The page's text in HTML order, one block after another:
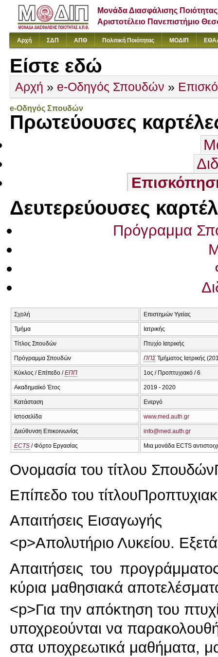
Μονάδα Διασφάλισης Ποιότητας
Αριστοτέλειο Πανεπιστήμιο
Αρχή ΣΔΠ ΑΠΘ Πολιτική Ποιότητας ΜΟΔΙΠ
Είστε εδώ
Αρχή » e-Οδηγός Σπουδών »
e-Οδηγός Σπουδών
Πρωτεύουσες
Δευτερεύουσες
Πρόγραμμα
Σχολή Επιστημών Υγείας
Τμήμα Ιατρικής
Τίτλος Σπουδών Πτυχίο Ιατρικής
Πρόγραμμα Σπουδών ΠΠΣΤμήματος Ιατρικής
Κύκλος / Επίπεδο /ΕΠΠ 1ος / Προπτυχιακό / 6
Ακαδημαϊκό Έτος 2019 - 2020
Κατάσταση Ενεργό
Ιστοσελίδα www.med.auth.gr
Διεύθυνση Επικοινωνίας info@med.auth.gr
ECTS / Φόρτο Εργασίας Μια μονάδα ECTS
Ονομασία του τίτλου Σπουδών
Επίπεδο του τίτλου
Απαιτήσεις Εισαγωγής
<p>Απολυτήριο Λυκείου.
Απαιτήσεις του
κύρια μαθησιακά
<p>Για την απόκτηση του
υποχρεούνται να
στα υποχρεωτικά μαθήματα,